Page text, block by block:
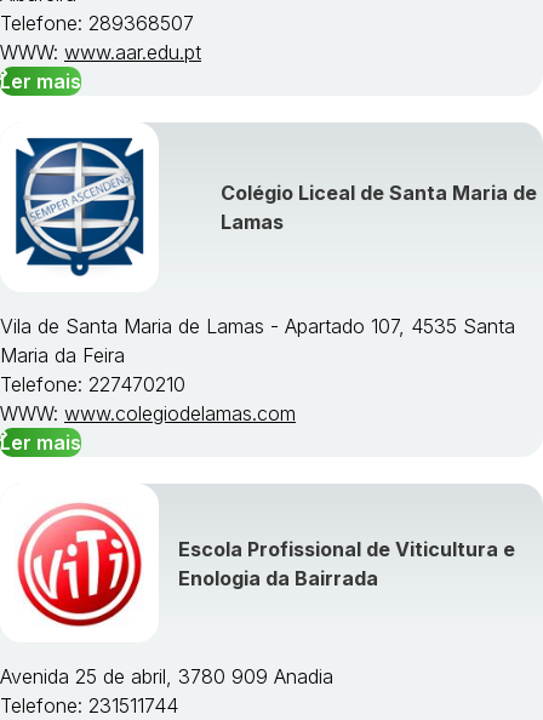
Telefone: 289368507
WWW: www.aar.edu.pt
Ler mais
Colégio Liceal de Santa Maria de
Lamas
Vila de Santa Maria de Lamas - Apartado 107, 4535 Santa
Maria da Feira
Telefone: 227470210
WWW: www.colegiodelamas.com
Ler mais
Escola Profissional de Viticultura e
Enologia da Bairrada
Avenida 25 de abril, 3780 909 Anadia
Telefone: 231511744